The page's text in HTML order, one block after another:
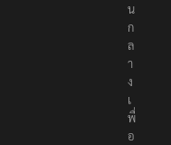
น
ก
ล
า
ง
เ
พื่
อ